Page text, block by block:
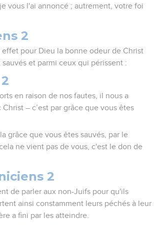
vous l'ai annoncé ; autrement, votre foi
2
effet pour Dieu la bonne odeur de Christ
et parmi ceux qui périssent :
en raison de nos fautes, il nous a
– c’est par grâce que vous êtes
grâce que vous êtes sauvés, par le
ne vient pas de vous, c'est le don de
2
de parler aux non-Juifs pour qu'ils
ainsi constamment leurs péchés à leur
a fini par les atteindre.